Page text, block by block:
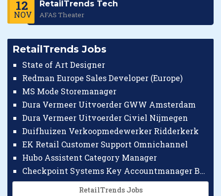
12
NOV
RetailTrends Tech
AFAS Theater
RetailTrends Jobs
State of Art Designer
Redman Europe Sales Developer (Europe)
MS Mode Storemanager
Dura Vermeer Uitvoerder GWW Amsterdam
Dura Vermeer Uitvoerder Civiel Nijmegen
Duifhuizen Verkoopmedewerker Ridderkerk
EK Retail Customer Support Omnichannel
Hubo Assistent Category Manager
Checkpoint Systems Key Accountmanager Benelux
RetailTrends Jobs